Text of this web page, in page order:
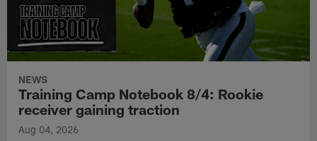
NEWS
Training Camp Notebook 8/4: Rookie
receiver gaining traction
Aug 04, 2026